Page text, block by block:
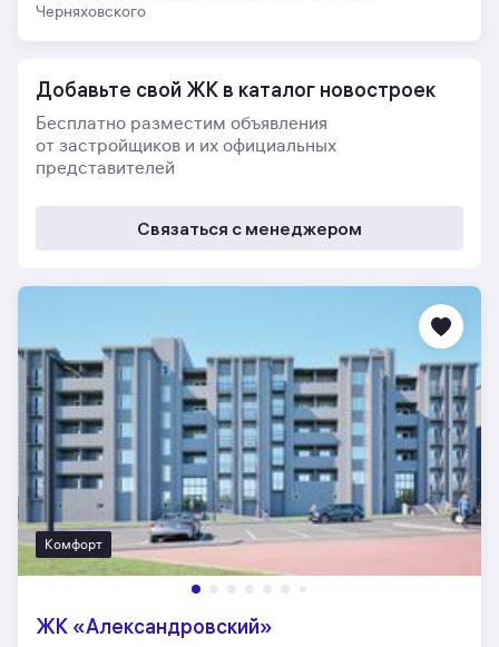
Черняховского
Добавьте свой ЖК в каталог новостроек
Бесплатно разместим объявления
от застройщиков и их официальных
представителей
Связаться с менеджером
Комфорт
ЖК «Александровский»